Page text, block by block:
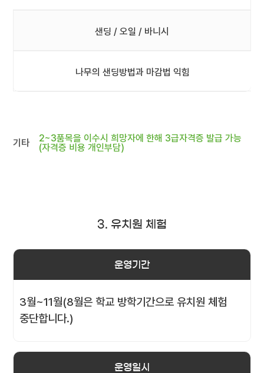
샌딩 / 오일 / 바니시
나무의 샌딩방법과 마감법 익힘
기타
2~3품목을 이수시 희망자에 한해 3급자격증 발급 가능
(자격증 비용 개인부담)
3. 유치원 체험
운영기간
3월~11월(8월은 학교 방학기간으로 유치원 체험
중단합니다.)
운영일시